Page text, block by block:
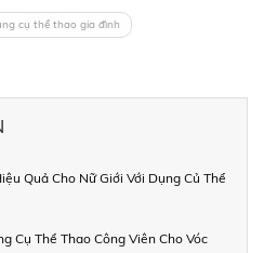
cụ thể thao gia đình
Quả Cho Nữ Giới Với Dụng Củ Thể
Cụ Thể Thao Công Viên Cho Vóc